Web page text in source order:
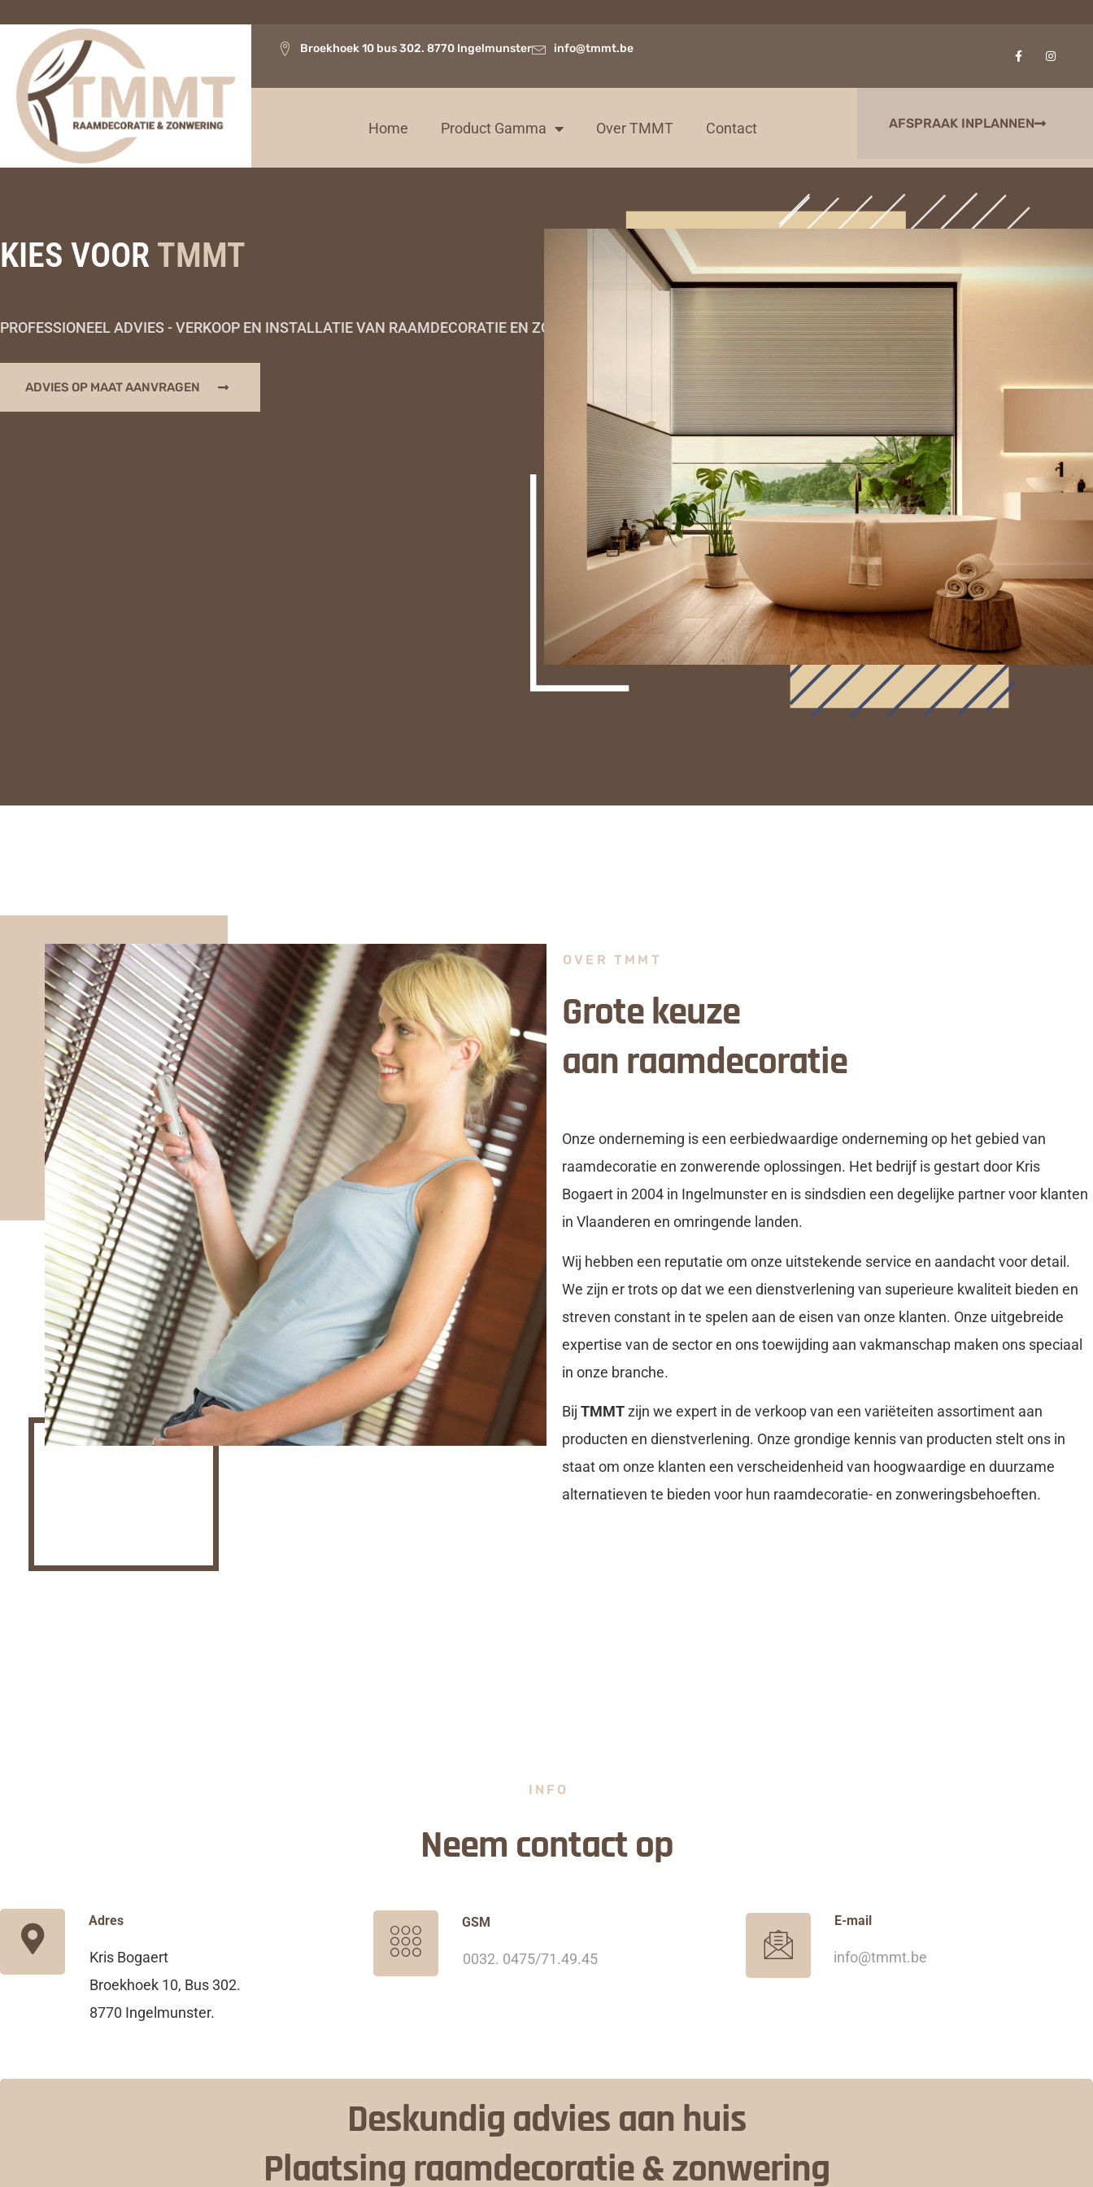
Broekhoek 10 bus 302. 8770 Ingelmunster info@tmmt.be
Home Product Gamma Over TMMT Contact AFSPRAAK INPLANNEN
KIES VOOR TMMT
PROFESSIONEEL ADVIES - VERKOOP EN INSTALLATIE VAN RAAMDECORATIE EN ZONWERING
ADVIES OP MAAT AANVRAGEN
OVER TMMT
Grote keuze
aan raamdecoratie
Onze onderneming is een eerbiedwaardige onderneming op het gebied van
raamdecoratie en zonwerende oplossingen. Het bedrijf is gestart door Kris
Bogaert in 2004 in Ingelmunster en is sindsdien een degelijke partner voor klanten
in Vlaanderen en omringende landen.
Wij hebben een reputatie om onze uitstekende service en aandacht voor detail.
We zijn er trots op dat we een dienstverlening van superieure kwaliteit bieden en
streven constant in te spelen aan de eisen van onze klanten. Onze uitgebreide
expertise van de sector en ons toewijding aan vakmanschap maken ons speciaal
in onze branche.
Bij TMMTzijn we expert in de verkoop van een variëteiten assortiment aan
producten en dienstverlening. Onze grondige kennis van producten stelt ons in
staat om onze klanten een verscheidenheid van hoogwaardige en duurzame
alternatieven te bieden voor hun raamdecoratie- en zonweringsbehoeften.
INFO
Neem contact op
Adres
Kris Bogaert
Broekhoek 10, Bus 302.
8770 Ingelmunster.
GSM
0032. 0475/71.49.45
E-mail
info@tmmt.be
Deskundig advies aan huis
Plaatsing raamdecoratie & zonwering